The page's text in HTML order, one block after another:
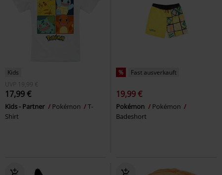
Kids
UVP
19,99 €
17,99 €
Kids - Partner Pokémon
T-
Shirt
% Fast ausverkauft
19,99 €
Pokémon
Pokémon
Badeshort